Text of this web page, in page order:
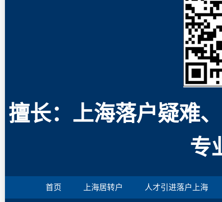
擅长：上海落户疑难
专
首页 上海居转户 人才引进落户上海